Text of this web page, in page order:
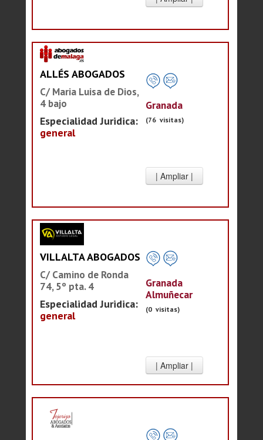
ALLÉS ABOGADOS
C/ Maria Luisa de Dios,
4 bajo
Especialidad Juridica:
general
Granada
(76 visitas)
VILLALTA ABOGADOS
C/ Camino de Ronda
74, 5º pta. 4
Especialidad Juridica:
general
Granada
Almuñecar
(0 visitas)